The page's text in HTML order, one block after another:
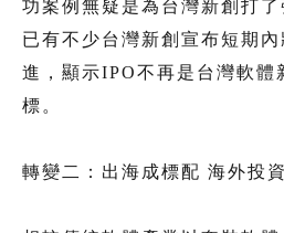
功案例無疑是為台灣新創打
已有不少台灣新創宣布短期
進，顯示IPO不再是台灣軟體
標。
轉變二：出海成標配 海外投